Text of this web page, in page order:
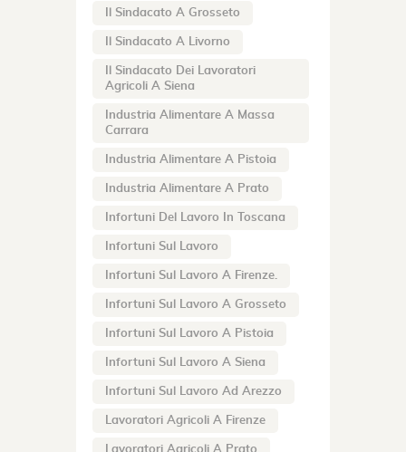
Il Sindacato A Grosseto
Il Sindacato A Livorno
Il Sindacato Dei Lavoratori
Agricoli A Siena
Industria Alimentare A Massa
Carrara
Industria Alimentare A Pistoia
Industria Alimentare A Prato
Infortuni Del Lavoro In Toscana
Infortuni Sul Lavoro
Infortuni Sul Lavoro A Firenze.
Infortuni Sul Lavoro A Grosseto
Infortuni Sul Lavoro A Pistoia
Infortuni Sul Lavoro A Siena
Infortuni Sul Lavoro Ad Arezzo
Lavoratori Agricoli A Firenze
Lavoratori Agricoli A Prato